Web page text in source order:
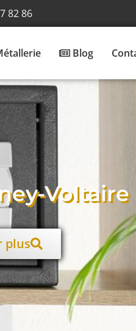
82 86
Blog
Voltaire​
plus